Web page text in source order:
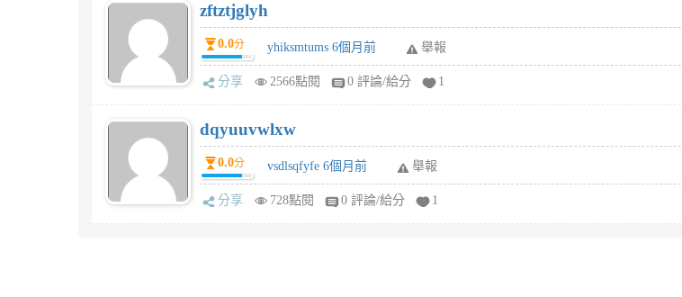
zftztjglyh
0.0分 yhiksmtums 6個月前 舉報
分享 2566點閱 0 評論/給分 1
dqyuuvwlxw
0.0分 vsdlsqfyfe 6個月前 舉報
分享 728點閱 0 評論/給分 1